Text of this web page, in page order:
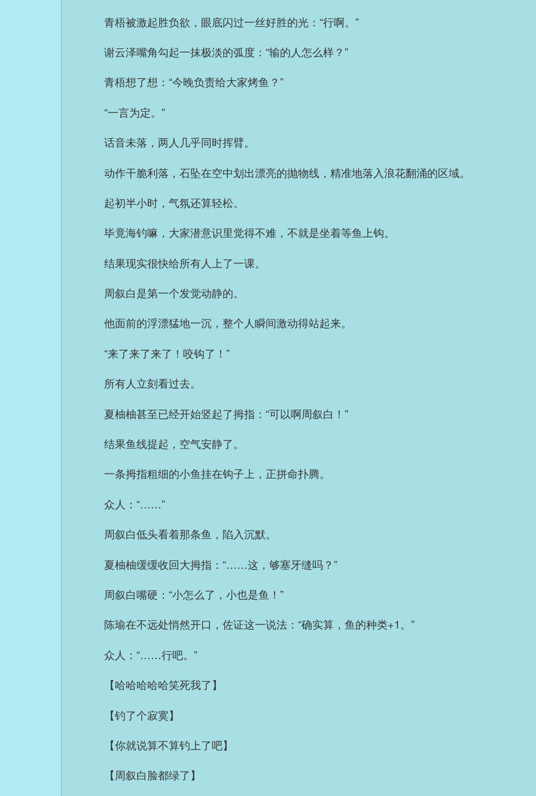
青梧被激起胜负欲，眼底闪过一丝好胜的光：“行啊。”
谢云泽嘴角勾起一抹极淡的弧度：“输的人怎么样？”
青梧想了想：“今晚负责给大家烤鱼？”
“一言为定。”
话音未落，两人几乎同时挥臂。
动作干脆利落，石坠在空中划出漂亮的抛物线，精准地落入浪花翻涌的区域。
起初半小时，气氛还算轻松。
毕竟海钓嘛，大家潜意识里觉得不难，不就是坐着等鱼上钩。
结果现实很快给所有人上了一课。
周叙白是第一个发觉动静的。
他面前的浮漂猛地一沉，整个人瞬间激动得站起来。
“来了来了来了！咬钩了！”
所有人立刻看过去。
夏柚柚甚至已经开始竖起了拇指：“可以啊周叙白！”
结果鱼线提起，空气安静了。
一条拇指粗细的小鱼挂在钩子上，正拼命扑腾。
众人：“……”
周叙白低头看着那条鱼，陷入沉默。
夏柚柚缓缓收回大拇指：“……这，够塞牙缝吗？”
周叙白嘴硬：“小怎么了，小也是鱼！”
陈瑜在不远处悄然开口，佐证这一说法：“确实算，鱼的种类+1。”
众人：“……行吧。”
【哈哈哈哈哈笑死我了】
【钓了个寂寞】
【你就说算不算钓上了吧】
【周叙白脸都绿了】